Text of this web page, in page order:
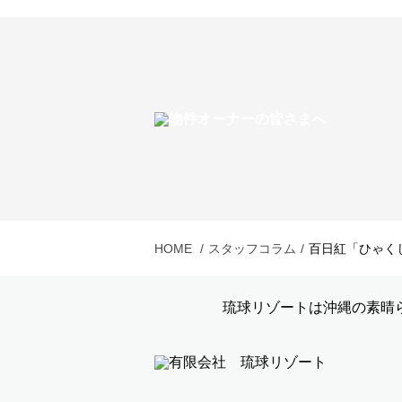
HOME スタッフコラム 百日紅「ひゃく
琉球リゾートは沖縄の素晴